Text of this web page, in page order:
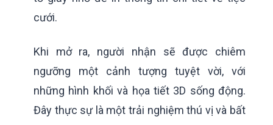
cưới.
Khi mở ra, người nhận sẽ được chiêm
ngưỡng một cảnh tượng tuyệt vời, với
những hình khối và họa tiết 3D sống động.
Đây thực sự là một trải nghiệm thú vị và bất